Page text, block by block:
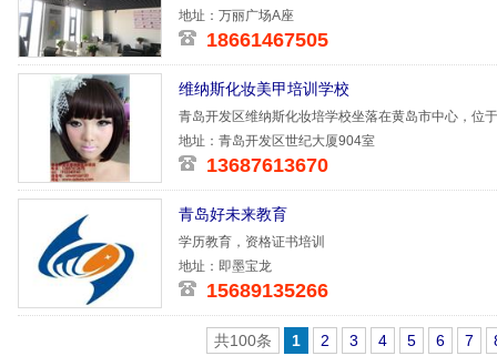
地址：万丽广场A座
18661467505
维纳斯化妆美甲培训学校
青岛开发区维纳斯化妆培学校坐落在黄岛市中心，位
零基础开始
地址：青岛开发区世纪大厦904室
13687613670
青岛好未来教育
学历教育，资格证书培训
地址：即墨宝龙
15689135266
共100条 1 2 3 4 5 6 7